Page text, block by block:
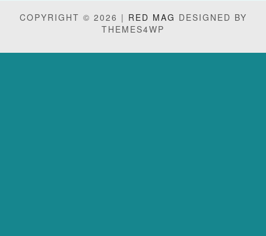
COPYRIGHT © 2026 | RED MAG DESIGNED BY
THEMES4WP